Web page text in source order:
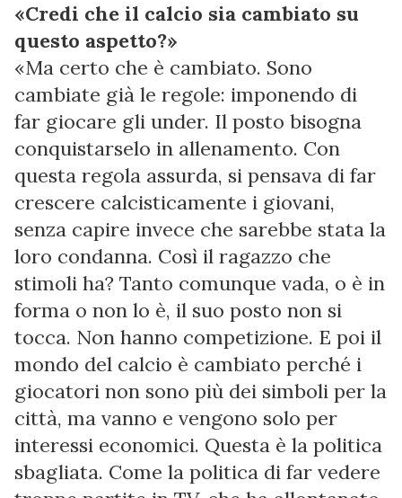
«Credi che il calcio sia cambiato su
questo aspetto?»
«Ma certo che è cambiato. Sono
cambiate già le regole: imponendo di
far giocare gli under. Il posto bisogna
conquistarselo in allenamento. Con
questa regola assurda, si pensava di far
crescere calcisticamente i giovani,
senza capire invece che sarebbe stata la
loro condanna. Così il ragazzo che
stimoli ha? Tanto comunque vada, o è in
forma o non lo è, il suo posto non si
tocca. Non hanno competizione. E poi il
mondo del calcio è cambiato perché i
giocatori non sono più dei simboli per la
città, ma vanno e vengono solo per
interessi economici. Questa è la politica
sbagliata. Come la politica di far vedere